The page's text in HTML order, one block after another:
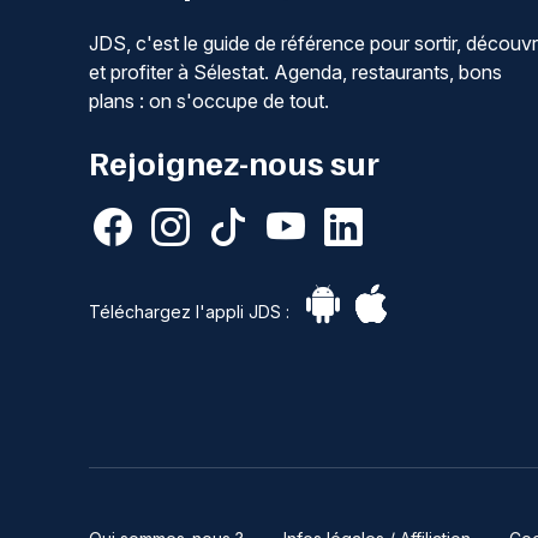
JDS, c'est le guide de référence pour sortir,
et profiter à Sélestat. Agenda, restaurants, bons
plans : on s'occupe de tout.
Rejoignez-nous sur
Téléchargez l'appli JDS :